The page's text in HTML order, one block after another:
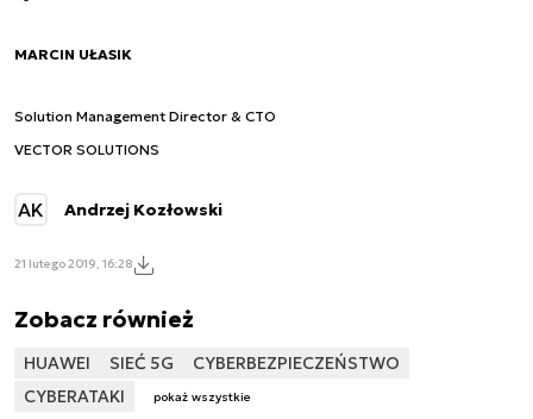
MARCIN UŁASIK
Solution Management Director & CTO
VECTOR SOLUTIONS
AK Andrzej Kozłowski
21 lutego 2019, 16:28
Zobacz również
HUAWEI SIEĆ 5G
CYBERBEZPIECZEŃSTWO
CYBERATAKI
pokaż wszystkie